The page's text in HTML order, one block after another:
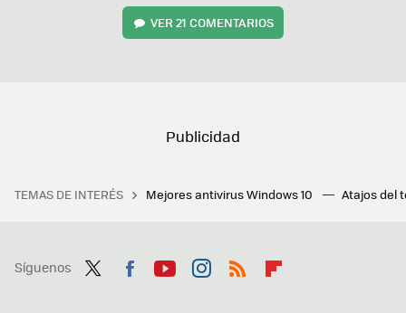
VER21 COMENTARIOS
TEMAS DE INTERÉS Mejores antivirus Windows 10 Atajos del
Síguenos